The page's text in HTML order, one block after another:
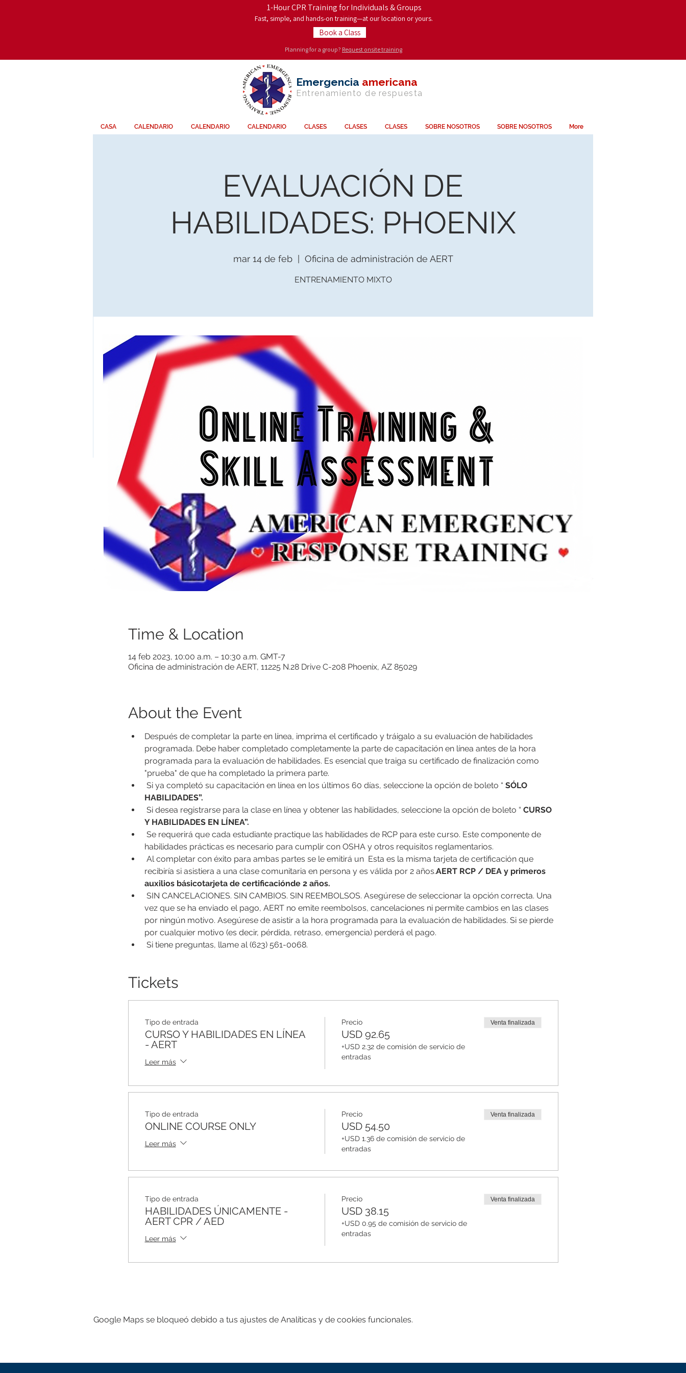
1-Hour CPR Training for Individuals & Groups
Fast, simple, and hands-on training—at our location or yours.
Planning for a group? Request onsite training
Book a Class
Emergencia americana
Entrenamiento de respuesta
CASA CALENDARIO CALENDARIO CALENDARIO CLASES CLASES CLASES SOBRE NOSOTROS SOBRE NOSOTROS More
EVALUACIÓN DE
HABILIDADES: PHOENIX
mar 14 de feb
  |
Oficina de administración de AERT
ENTRENAMIENTO MIXTO
Time & Location
14 feb 2023, 10:00 a.m. – 10:30 a.m. GMT-7
Oficina de administración de AERT, 11225 N.28 Drive C-208 Phoenix, AZ 85029
About the Event
Después de completar la parte en línea, imprima el certificado y tráigalo a su evaluación de habilidades
programada. Debe haber completado completamente la parte de capacitación en línea antes de la hora
programada para la evaluación de habilidades. Es esencial que traiga su certificado de finalización como
"prueba" de que ha completado la primera parte.
Si ya completó su capacitación en línea en los últimos 60 días, seleccione la opción de boleto “ SÓLO
HABILIDADES”.
Si desea registrarse para la clase en línea y obtener las habilidades, seleccione la opción de boleto “ CURSO
Y HABILIDADES EN LÍNEA”.
habilidades prácticas es necesario para cumplir con OSHA y otros requisitos reglamentarios.
Al completar con éxito para ambas partes se le emitirá un Esta es la misma tarjeta de certificación que
recibiría si asistiera a una clase comunitaria en persona y es válida por 2 años.AERT RCP / DEA y primeros
auxilios básicotarjeta de certificaciónde 2 años.
vez que se ha enviado el pago, AERT no emite reembolsos, cancelaciones ni permite cambios en las clases
por ningún motivo. Asegúrese de asistir a la hora programada para la evaluación de habilidades. Si se pierde
por cualquier motivo (es decir, pérdida, retraso, emergencia) perderá el pago.
Si tiene preguntas, llame al (623) 561-0068.
Tickets
Tipo de entrada
CURSO Y HABILIDADES EN LÍNEA
- AERT
Leer más
Precio
USD 92.65
+USD 2.32 de comisión de servicio de
entradas
Venta finalizada
Tipo de entrada
ONLINE COURSE ONLY
Leer más
Precio
USD 54.50
+USD 1.36 de comisión de servicio de
entradas
Venta finalizada
Tipo de entrada
HABILIDADES ÚNICAMENTE -
AERT CPR / AED
Leer más
Precio
USD 38.15
+USD 0.95 de comisión de servicio de
entradas
Venta finalizada
Google Maps se bloqueó debido a tus ajustes de Analíticas y de cookies funcionales.